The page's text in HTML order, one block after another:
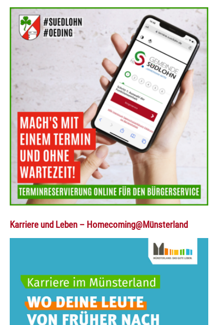
Karriere und Leben – Homecoming@Münsterland